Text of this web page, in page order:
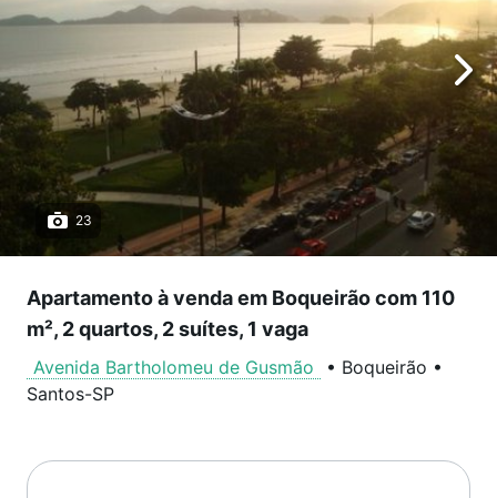
23
Apartamento à venda em Boqueirão com 110
m², 2 quartos, 2 suítes, 1 vaga
Avenida Bartholomeu de Gusmão • Boqueirão •
Santos-SP